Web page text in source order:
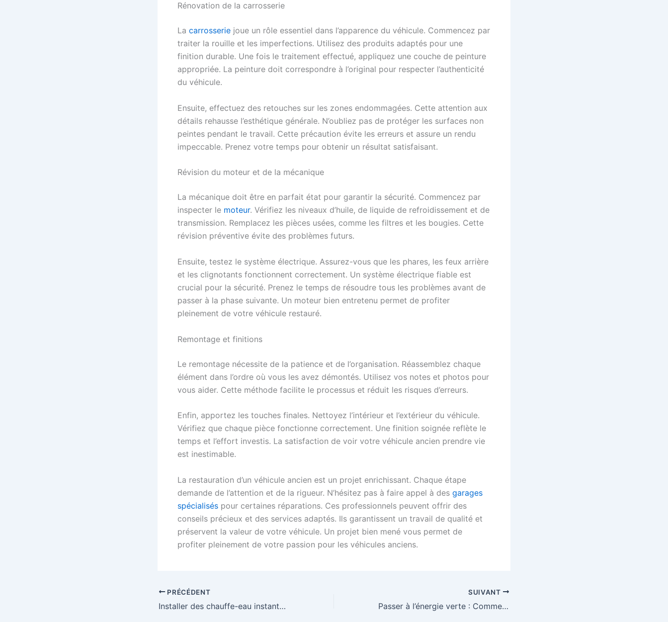
Rénovation de la carrosserie
La carrosserie joue un rôle essentiel dans l’apparence du véhicule. Commencez par
traiter la rouille et les imperfections. Utilisez des produits adaptés pour une
finition durable. Une fois le traitement effectué, appliquez une couche de peinture
appropriée. La peinture doit correspondre à l’original pour respecter l’authenticité
du véhicule.
Ensuite, effectuez des retouches sur les zones endommagées. Cette attention aux
détails rehausse l’esthétique générale. N’oubliez pas de protéger les surfaces non
peintes pendant le travail. Cette précaution évite les erreurs et assure un rendu
impeccable. Prenez votre temps pour obtenir un résultat satisfaisant.
Révision du moteur et de la mécanique
La mécanique doit être en parfait état pour garantir la sécurité. Commencez par
inspecter le moteur. Vérifiez les niveaux d’huile, de liquide de refroidissement et de
transmission. Remplacez les pièces usées, comme les filtres et les bougies. Cette
révision préventive évite des problèmes futurs.
Ensuite, testez le système électrique. Assurez-vous que les phares, les feux arrière
et les clignotants fonctionnent correctement. Un système électrique fiable est
crucial pour la sécurité. Prenez le temps de résoudre tous les problèmes avant de
passer à la phase suivante. Un moteur bien entretenu permet de profiter
pleinement de votre véhicule restauré.
Remontage et finitions
Le remontage nécessite de la patience et de l’organisation. Réassemblez chaque
élément dans l’ordre où vous les avez démontés. Utilisez vos notes et photos pour
vous aider. Cette méthode facilite le processus et réduit les risques d’erreurs.
Enfin, apportez les touches finales. Nettoyez l’intérieur et l’extérieur du véhicule.
Vérifiez que chaque pièce fonctionne correctement. Une finition soignée reflète le
temps et l’effort investis. La satisfaction de voir votre véhicule ancien prendre vie
est inestimable.
La restauration d’un véhicule ancien est un projet enrichissant. Chaque étape
demande de l’attention et de la rigueur. N’hésitez pas à faire appel à des garages
spécialisés pour certaines réparations. Ces professionnels peuvent offrir des
conseils précieux et des services adaptés. Ils garantissent un travail de qualité et
préservent la valeur de votre véhicule. Un projet bien mené vous permet de
profiter pleinement de votre passion pour les véhicules anciens.
PRÉCÉDENT
Installer des chauffe-eau instantanés dans une cuisine : Considérations de sécurité et d’efficacité
SUIVANT
Passer à l’énergie verte : Comment intégrer les sources d’énergie renouvelable dans vos plans de construction ?